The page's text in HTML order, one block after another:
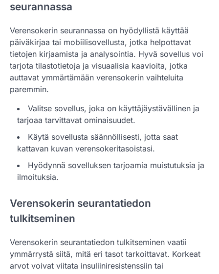
seurannassa
Verensokerin seurannassa on hyödyllistä käyttää
päiväkirjaa tai mobiilisovellusta, jotka helpottavat
tietojen kirjaamista ja analysointia. Hyvä sovellus voi
tarjota tilastotietoja ja visuaalisia kaavioita, jotka
auttavat ymmärtämään verensokerin vaihteluita
paremmin.
Valitse sovellus, joka on käyttäjäystävällinen ja
tarjoaa tarvittavat ominaisuudet.
Käytä sovellusta säännöllisesti, jotta saat
kattavan kuvan verensokeritasoistasi.
Hyödynnä sovelluksen tarjoamia muistutuksia ja
ilmoituksia.
Verensokerin seurantatiedon
tulkitseminen
Verensokerin seurantatiedon tulkitseminen vaatii
ymmärrystä siitä, mitä eri tasot tarkoittavat. Korkeat
arvot voivat viitata insuliiniresistenssiin tai